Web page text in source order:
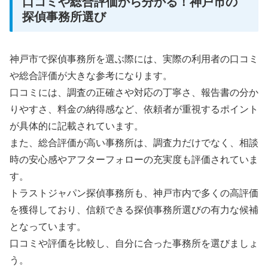
探偵事務所選び
神戸市で探偵事務所を選ぶ際には、実際の利用者の口コミ
や総合評価が大きな参考になります。
口コミには、調査の正確さや対応の丁寧さ、報告書の分か
りやすさ、料金の納得感など、依頼者が重視するポイント
が具体的に記載されています。
また、総合評価が高い事務所は、調査力だけでなく、相談
時の安心感やアフターフォローの充実度も評価されていま
す。
トラストジャパン探偵事務所も、神戸市内で多くの高評価
を獲得しており、信頼できる探偵事務所選びの有力な候補
となっています。
口コミや評価を比較し、自分に合った事務所を選びましょ
う。